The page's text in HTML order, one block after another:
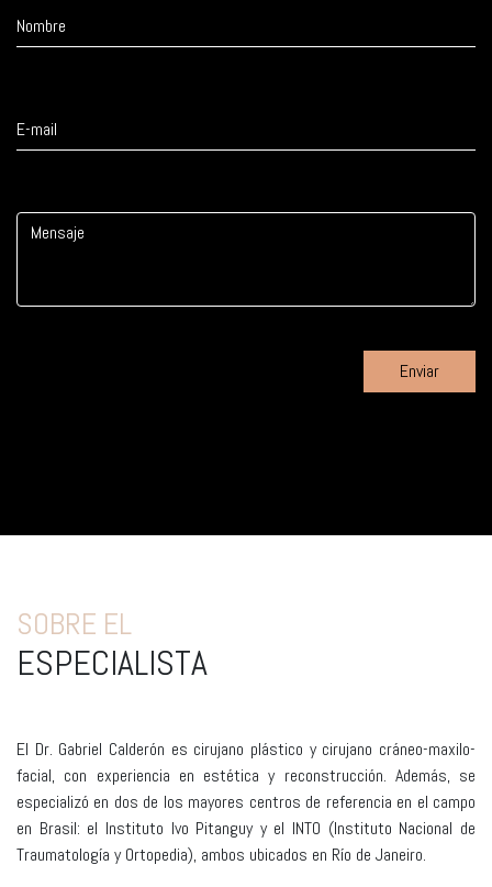
SOBRE EL
ESPECIALISTA
El Dr. Gabriel Calderón es cirujano plástico y cirujano cráneo-maxilo-
facial, con experiencia en estética y reconstrucción. Además, se
especializó en dos de los mayores centros de referencia en el campo
en Brasil: el Instituto Ivo Pitanguy y el INTO (Instituto Nacional de
Traumatología y Ortopedia), ambos ubicados en Río de Janeiro.